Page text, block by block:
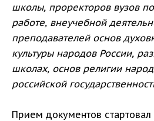
школы, проректоров вузов
работе, внеучебной
преподавателей основ
культуры народов России,
школах, основ религии
российской
Прием документов